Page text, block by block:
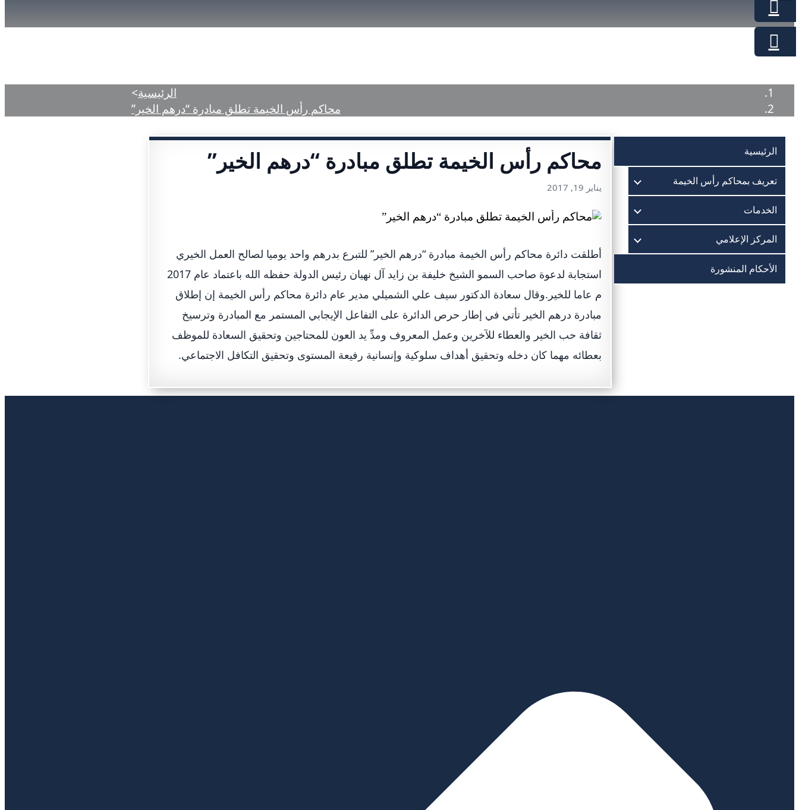
الرئيسية>
محاكم رأس الخيمة تطلق مبادرة “درهم الخير”
الرئيسية
تعريف بمحاكم رأس الخيمة
الخدمات
المركز الإعلامي
الأحكام المنشورة
محاكم رأس الخيمة تطلق مبادرة “درهم الخير”
يناير 19, 2017
أطلقت دائرة محاكم رأس الخيمة مبادرة “درهم الخير” للتبرع بدرهم واحد يوميا لصالح العمل الخيري
استجابة لدعوة صاحب السمو الشيخ خليفة بن زايد آل نهيان رئيس الدولة حفظه الله باعتماد عام 2017
م عاما للخير.وقال سعادة الدكتور سيف علي الشميلي مدير عام دائرة محاكم رأس الخيمة إن إطلاق
مبادرة درهم الخير تأتي في إطار حرص الدائرة على التفاعل الإيجابي المستمر مع المبادرة وترسيخ
ثقافة حب الخير والعطاء للآخرين وعمل المعروف ومدِّ يد العون للمحتاجين وتحقيق السعادة للموظف
بعطائه مهما كان دخله وتحقيق أهداف سلوكية وإنسانية رفيعة المستوى وتحقيق التكافل الاجتماعي.